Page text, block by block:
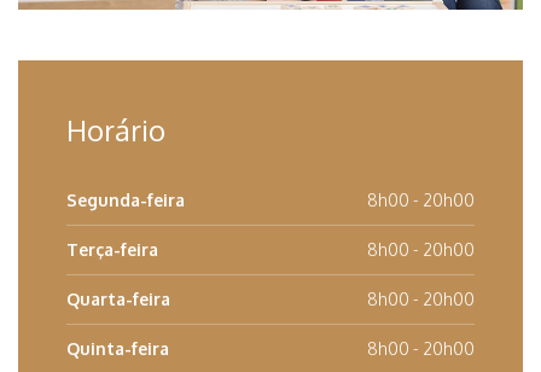
Horário
Segunda-feira 8h00 - 20h00
Terça-feira 8h00 - 20h00
Quarta-feira 8h00 - 20h00
Quinta-feira 8h00 - 20h00